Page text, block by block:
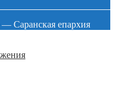
Саранская епархия